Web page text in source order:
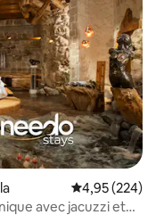
Évaluation
4,95 (224)
avec jacuzzi et